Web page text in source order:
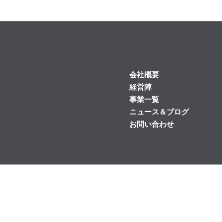
会社概要
経営陣
事業一覧
ニュース＆ブログ
お問い合わせ